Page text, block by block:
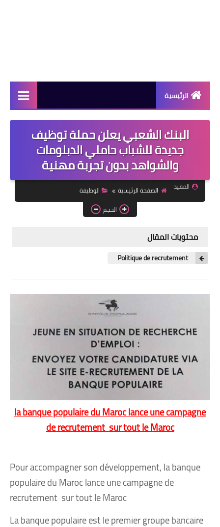
الرئيسية
دورات مجانية
كورسات مجانية
منح دراسية
مقالات مفيدة
تعلم اللغات
الصحة
البنك الشعبي يعلن حملة توظيف
جديدة للشباب حاملي الدبلومات
والشواهد بدون تجربة مهنية
المفيد الصفحة الرئيسية
الوظيفة
الحجم
محتويات المقال
Politique de recrutement
la banque populaire du Maroc lance une campagne
de recrutement sur tout le Maroc
Pour accompagner son développement, la banque
populaire du Maroc lance une campagne de
recrutement sur tout le Maroc
La banque populaire est le premier groupe bancaire